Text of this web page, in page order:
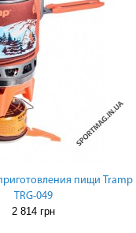
пищи Tramp
TRG-049
2 814 грн